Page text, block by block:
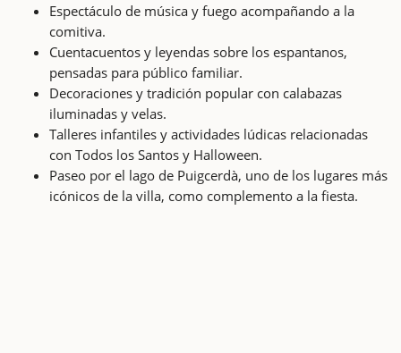
Espectáculo de música y fuego acompañando a la
comitiva.
Cuentacuentos y leyendas sobre los espantanos,
pensadas para público familiar.
Decoraciones y tradición popular con calabazas
iluminadas y velas.
Talleres infantiles y actividades lúdicas relacionadas
con Todos los Santos y Halloween.
Paseo por el lago de Puigcerdà, uno de los lugares más
icónicos de la villa, como complemento a la fiesta.